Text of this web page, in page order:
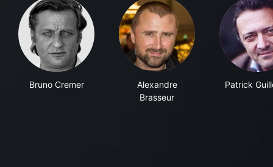
Bruno Cremer
Alexandre
Brasseur
Patrick